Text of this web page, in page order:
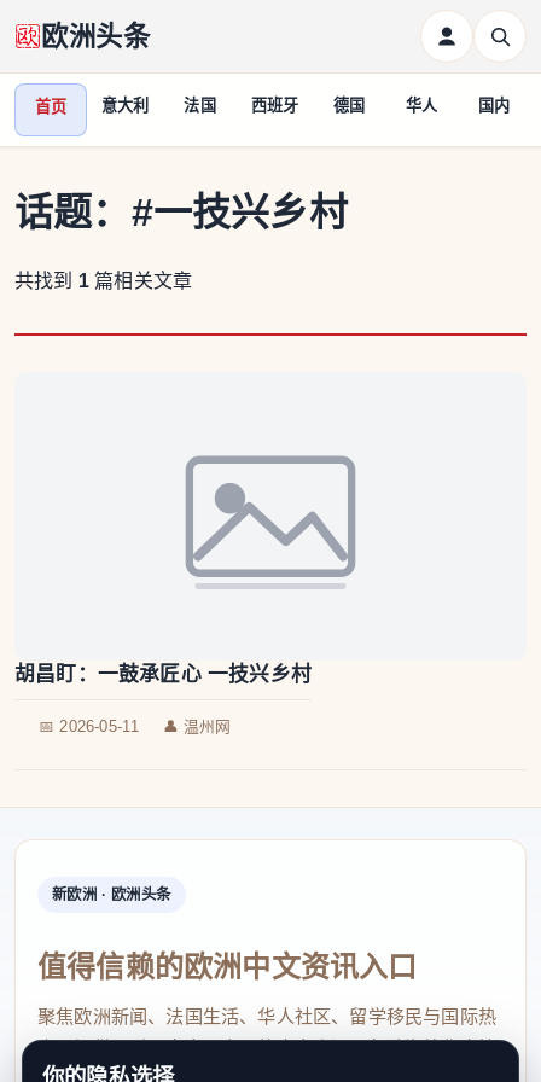
欧洲头条
首页 意大利 法国 西班牙 德国 华人 国内
话题： #一技兴乡村
共找到 1 篇相关文章
胡昌盯：一鼓承匠心 一技兴乡村
📅 2026-05-11 👤 温州网
新欧洲 · 欧洲头条
值得信赖的欧洲中文资讯入口
聚焦欧洲新闻、法国生活、华人社区、留学移民与国际热
点，提供及时、真实、实用的中文资讯，帮助海外华人快
你的隐私选择